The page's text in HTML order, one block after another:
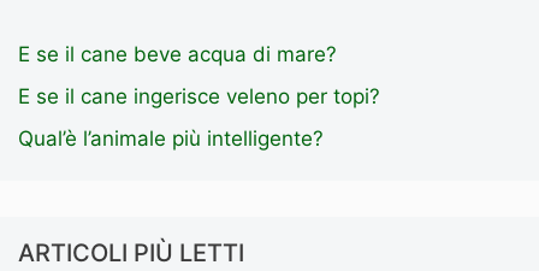
E se il cane beve acqua di mare?
E se il cane ingerisce veleno per topi?
Qual’è l’animale più intelligente?
ARTICOLI PIÙ LETTI